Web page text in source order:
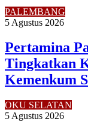
PALEMBANG
5 Agustus 2026
Pertamina
Tingkatkan
Kemenkum
OKU SELATAN
5 Agustus 2026